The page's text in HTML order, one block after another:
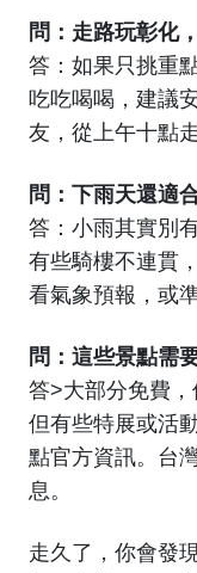
問：走路玩彰化
答：如果只挑重
吃吃喝喝，建議
友，從上午十點
問：下雨天還適
答：小雨其實別
有些騎樓不連貫
看氣象預報，或
問：這些景點需
答>大部分免費，
但有些特展或活
點官方資訊。台
息。
走久了，你會發